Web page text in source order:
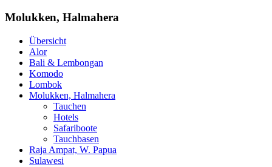
Molukken, Halmahera
Übersicht
Alor
Bali & Lembongan
Komodo
Lombok
Molukken, Halmahera
Tauchen
Hotels
Safariboote
Tauchbasen
Raja Ampat, W. Papua
Sulawesi